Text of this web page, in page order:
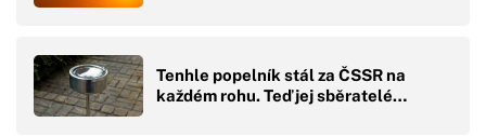
Tenhle popelník stál za ČSSR na
každém rohu. Teď jej sběratelé…